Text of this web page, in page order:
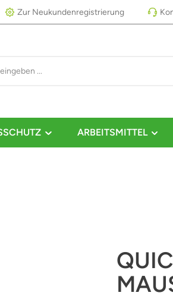
Zur Neukundenregistrierung
ARBEITSMITTEL